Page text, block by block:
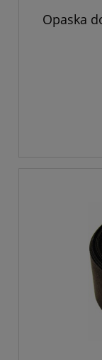
Opaska